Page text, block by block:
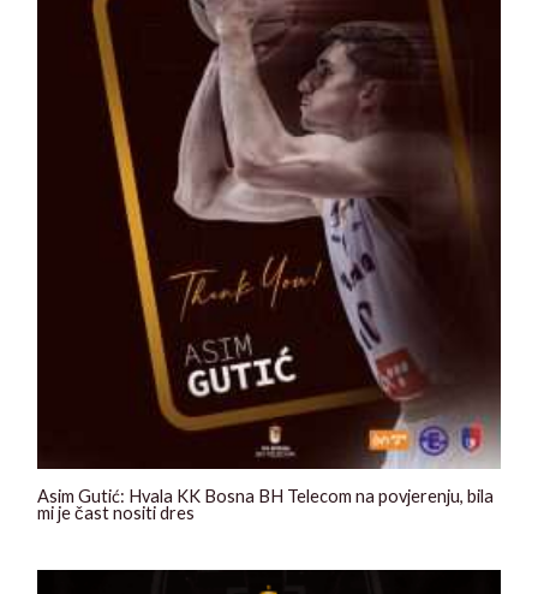
Asim Gutić: Hvala KK Bosna BH Telecom na povjerenju, bila
mi je čast nositi dres